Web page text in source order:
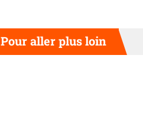
Pour aller plus loin